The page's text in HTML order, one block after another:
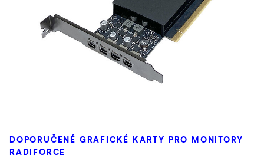
DOPORUČENÉ GRAFICKÉ KARTY PRO MONITORY
RADIFORCE